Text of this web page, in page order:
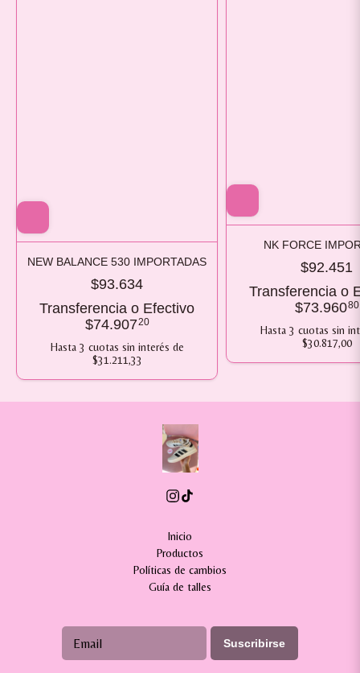
NEW BALANCE 530 IMPORTADAS
$93.634
Transferencia o Efectivo
$74.90720
Hasta 3 cuotas sin interés de
$31.211,33
NK FORCE
$92.451
Transferencia o
$73.96080
Hasta 3 cuotas sin
$30.817,00
Inicio
Productos
Políticas de cambios
Guía de talles
Suscribirse